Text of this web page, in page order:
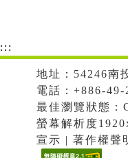
:::
地址：54246南
電話：+886-49-
最佳瀏覽狀態
螢幕解析度
宣示 | 著作權聲